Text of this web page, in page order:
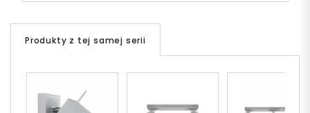
Produkty z tej samej serii